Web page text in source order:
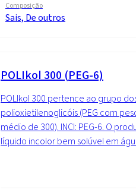
Composição
Sais, De outros
POLIkol 300 (PEG-6)
POLIkol 300 pertence ao grupo
polioxietilenoglicóis (PEG com
médio de 300). INCI: PEG-6. O
líquido incolor bem solúvel em